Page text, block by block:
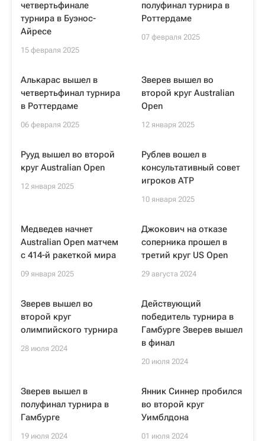
четвертьфинале
турнира в Буэнос-
Айресе
15 февраля 2025
полуфинал турнира в
Роттердаме
07 февраля 2025
Алькарас вышел в
четвертьфинал турнира
в Роттердаме
06 февраля 2025
Зверев вышел во
второй круг Australian
Open
12 января 2025
Рууд вышел во второй
круг Australian Open
12 января 2025
Рублев вошел в
консультативный совет
игроков ATP
10 января 2025
Медведев начнет
Australian Open матчем
с 414-й ракеткой мира
09 января 2025
Джокович на отказе
соперника прошел в
третий круг US Open
29 августа 2024
Зверев вышел во
второй круг
олимпийского турнира
28 июля 2024
Действующий
победитель турнира в
Гамбурге Зверев вышел
в финал
20 июля 2024
Зверев вышел в
полуфинал турнира в
Гамбурге
19 июля 2024
Янник Синнер пробился
во второй круг
Уимблдона
01 июля 2024